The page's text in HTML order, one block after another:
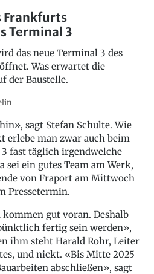
Frankfurts
Terminal 3
das neue Terminal 3 des
Was erwartet die
der Baustelle.
sagt Stefan Schulte. Wie
erlebe man zwar auch beim
3 fast täglich irgendwelche
sei ein gutes Team am Werk,
von Fraport am Mittwoch
Pressetermin.
gut voran. Deshalb
fertig sein werden»,
ihm steht Harald Rohr, Leiter
und nickt. «Bis Mitte 2025
abschließen», sagt